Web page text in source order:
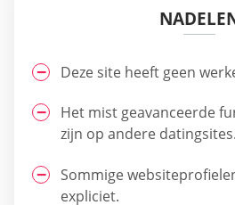
Deze site heeft geen
Het mist geavanceerde
zijn op andere datingsites.
Sommige
expliciet.